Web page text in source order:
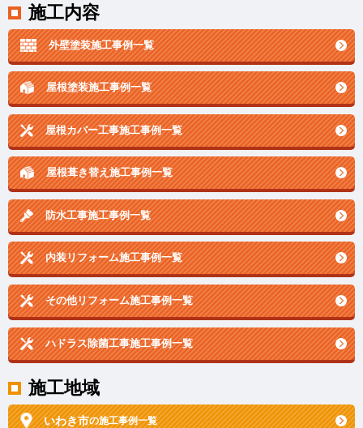
施工内容
外壁塗装施工事例一覧
屋根塗装施工事例一覧
屋根カバー工事施工事例一覧
屋根葺き替え施工事例一覧
防水工事施工事例一覧
内装リフォーム施工事例一覧
その他リフォーム施工事例一覧
ハドラス除菌工事施工事例一覧
施工地域
いわき市の施工事例一覧